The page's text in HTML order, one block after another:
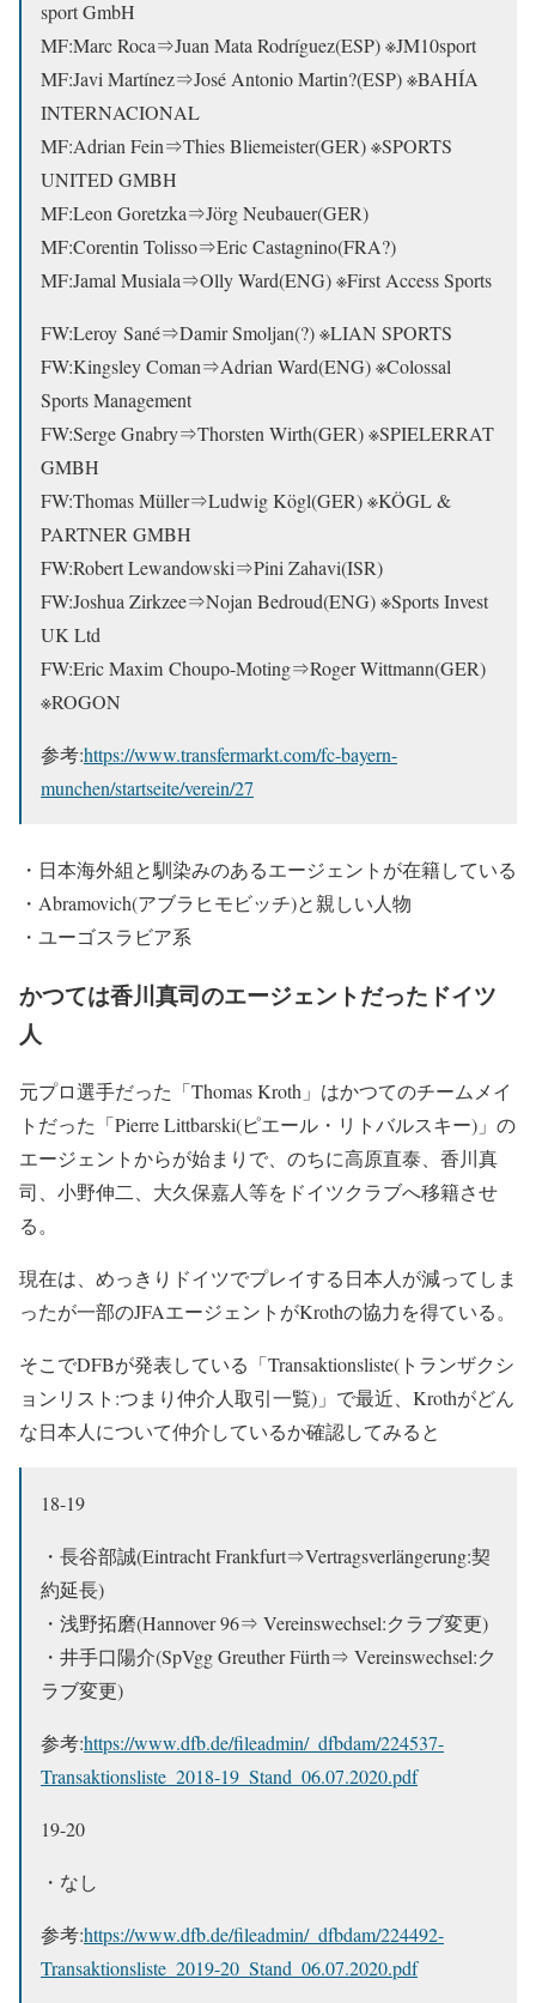
sport GmbH
MF:Marc Roca⇒Juan Mata Rodríguez(ESP) ※JM10sport
MF:Javi Martínez⇒José Antonio Martin?(ESP) ※BAHÍA
INTERNACIONAL
MF:Adrian Fein⇒Thies Bliemeister(GER) ※SPORTS
UNITED GMBH
MF:Leon Goretzka⇒Jörg Neubauer(GER)
MF:Corentin Tolisso⇒Eric Castagnino(FRA?)
MF:Jamal Musiala⇒Olly Ward(ENG) ※First Access Sports
FW:Leroy Sané⇒Damir Smoljan(?) ※LIAN SPORTS
FW:Kingsley Coman⇒Adrian Ward(ENG) ※Colossal
Sports Management
FW:Serge Gnabry⇒Thorsten Wirth(GER) ※SPIELERRAT
GMBH
FW:Thomas Müller⇒Ludwig Kögl(GER) ※KÖGL &
PARTNER GMBH
FW:Robert Lewandowski⇒Pini Zahavi(ISR)
FW:Joshua Zirkzee⇒Nojan Bedroud(ENG) ※Sports Invest
UK Ltd
FW:Eric Maxim Choupo-Moting⇒Roger Wittmann(GER)
※ROGON
参考:https://www.transfermarkt.com/fc-bayern-
munchen/startseite/verein/27
・ 日本海外組と馴染みのあるエージェントが在籍している
・ Abramovich(アブラヒモビッチ)と親しい人物
・ ユーゴスラビア系
かつては香川真司のエージェントだったドイツ
人
元プロ選手だった「Thomas Kroth 」はかつてのチームメイ
トだった「Pierre Littbarski(ピエール・リトバルスキー)」の
エージェントからが始まりで、のちに高原直泰、香川真
司、小野伸二、大久保嘉人等をドイツクラブへ移籍させ
る。
現在は、めっきりドイツでプレイする日本人が減ってしま
ったが一部のJFAエージェントがKrothの協力を得ている。
そこでDFBが発表している「Transaktionsliste(トランザクシ
ョンリスト:つまり仲介人取引一覧)」で最近、Krothがどん
な日本人について仲介しているか確認してみると
18-19
・長谷部誠(Eintracht Frankfurt⇒Vertragsverlängerung:契
約延長)
・浅野拓磨(Hannover 96⇒ Vereinswechsel:クラブ変更)
・井手口陽介(SpVgg Greuther Fürth⇒ Vereinswechsel:ク
ラブ変更)
参考:https://www.dfb.de/fileadmin/_dfbdam/224537-
Transaktionsliste_2018-19_Stand_06.07.2020.pdf
19-20
・なし
参考:https://www.dfb.de/fileadmin/_dfbdam/224492-
Transaktionsliste_2019-20_Stand_06.07.2020.pdf